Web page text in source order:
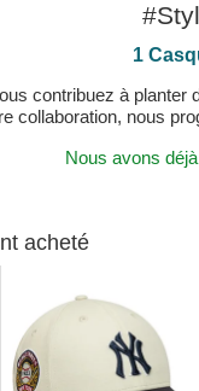
1
contribuez à
collaboration, nous
Nous avons
acheté